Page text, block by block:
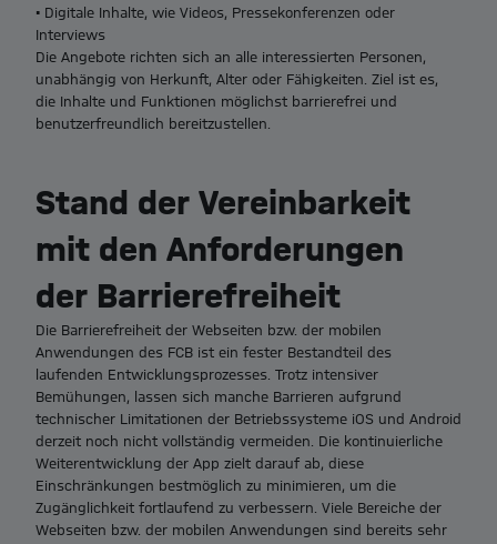
• Digitale Inhalte, wie Videos, Pressekonferenzen oder
Interviews
Die Angebote richten sich an alle interessierten Personen,
unabhängig von Herkunft, Alter oder Fähigkeiten. Ziel ist es,
die Inhalte und Funktionen möglichst barrierefrei und
benutzerfreundlich bereitzustellen.
Stand der Vereinbarkeit
mit den Anforderungen
der Barrierefreiheit
Die Barrierefreiheit der Webseiten bzw. der mobilen
Anwendungen des FCB ist ein fester Bestandteil des
laufenden Entwicklungsprozesses. Trotz intensiver
Bemühungen, lassen sich manche Barrieren aufgrund
technischer Limitationen der Betriebssysteme iOS und Android
derzeit noch nicht vollständig vermeiden. Die kontinuierliche
Weiterentwicklung der App zielt darauf ab, diese
Einschränkungen bestmöglich zu minimieren, um die
Zugänglichkeit fortlaufend zu verbessern. Viele Bereiche der
Webseiten bzw. der mobilen Anwendungen sind bereits sehr